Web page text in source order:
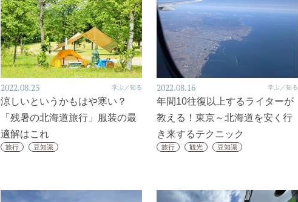
2022.08.23 学ぶ／知る
涼しいというかもはや寒い？
「残暑の北海道旅行」服装の最
適解はこれ
旅行 豆知識
2022.08.16 学ぶ／知る
年間10往復以上するライターが
教える！東京～北海道を安く行
き来するテクニック
旅行 観光 豆知識